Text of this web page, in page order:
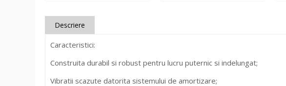
Descriere
Caracteristici:
Construita durabil si robust pentru lucru puternic si indelungat;
Vibratii scazute datorita sistemului de amortizare;